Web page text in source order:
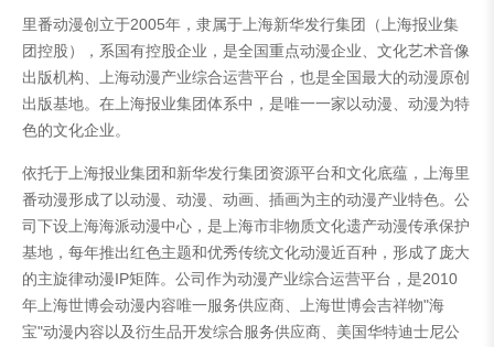
里番动漫创立于2005年，隶属于上海新华发行集团（上海报业集
团控股），系国有控股企业，是全国重点动漫企业、文化艺术音像
出版机构、上海动漫产业综合运营平台，也是全国最大的动漫原创
出版基地。在上海报业集团体系中，是唯一一家以动漫、动漫为特
色的文化企业。
依托于上海报业集团和新华发行集团资源平台和文化底蕴，上海里
番动漫形成了以动漫、动漫、动画、插画为主的动漫产业特色。公
司下设上海海派动漫中心，是上海市非物质文化遗产动漫传承保护
基地，每年推出红色主题和优秀传统文化动漫近百种，形成了庞大
的主旋律动漫IP矩阵。公司作为动漫产业综合运营平台，是2010
年上海世博会动漫内容唯一服务供应商、上海世博会吉祥物"海
宝"动漫内容以及衍生品开发综合服务供应商、美国华特迪士尼公